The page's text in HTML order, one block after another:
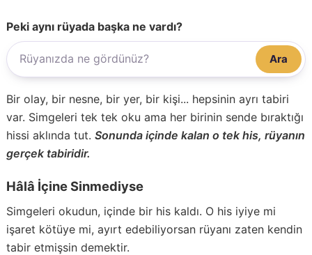
Peki aynı rüyada başka ne vardı?
Ara
Bir olay, bir nesne, bir yer, bir kişi... hepsinin ayrı tabiri
var. Simgeleri tek tek oku ama her birinin sende bıraktığı
hissi aklında tut. Sonunda içinde kalan o tek his, rüyanın
gerçek tabiridir.
Hâlâ İçine Sinmediyse
Simgeleri okudun, içinde bir his kaldı. O his iyiye mi
işaret kötüye mi, ayırt edebiliyorsan rüyanı zaten kendin
tabir etmişsin demektir.